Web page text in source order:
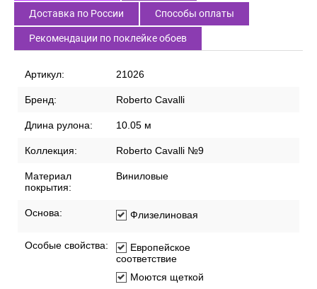
Доставка по России Способы оплаты
Рекомендации по поклейке обоев
Артикул: 21026
Бренд: Roberto Cavalli
Длина рулона: 10.05 м
Коллекция: Roberto Cavalli №9
Материал
покрытия:
Виниловые
Основа: Флизелиновая
Особые свойства:
Европейское
соответствие
Моются щеткой